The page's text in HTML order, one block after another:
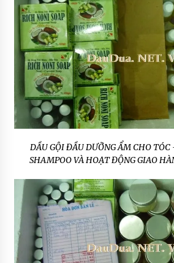
DẦU GỘI ĐẦU DƯỠNG ẨM CHO
SHAMPOO VÀ HOẠT ĐỘNG GIAO